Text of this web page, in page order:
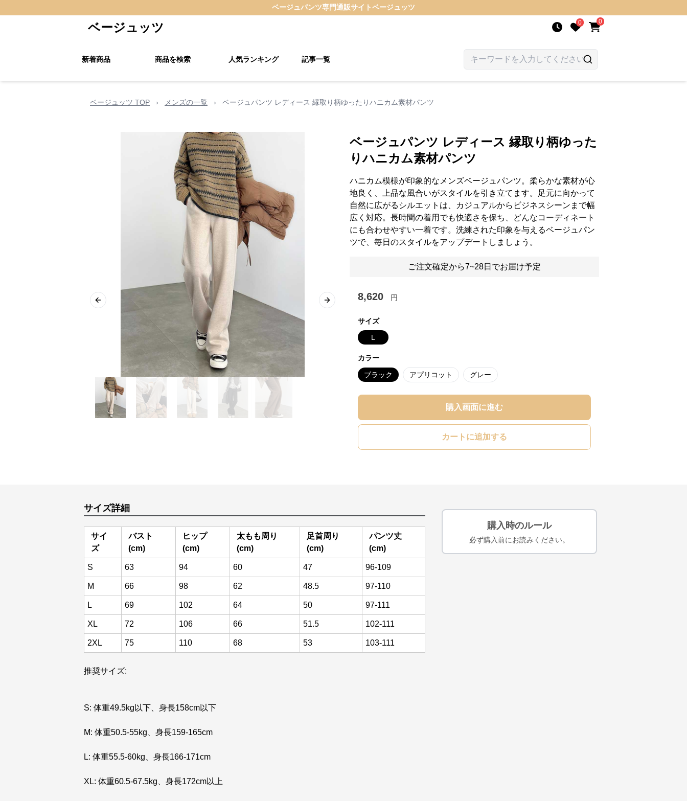
ベージュパンツ専門通販サイトベージュッツ
ベージュッツ 0 0
新着商品 商品を検索 人気ランキング 記事一覧
ベージュッツ TOP › メンズの一覧 › ベージュパンツ レディース 縁取り柄ゆったりハニカム素材パンツ
Previous slide Next slide
ベージュパンツ レディース 縁取り柄ゆった
りハニカム素材パンツ
ハニカム模様が印象的なメンズベージュパンツ。柔らかな素材が心
地良く、上品な風合いがスタイルを引き立てます。足元に向かって
自然に広がるシルエットは、カジュアルからビジネスシーンまで幅
広く対応。長時間の着用でも快適さを保ち、どんなコーディネート
にも合わせやすい一着です。洗練された印象を与えるベージュパン
ツで、毎日のスタイルをアップデートしましょう。
ご注文確定から7~28日でお届け予定
8,620 円
サイズ
L
カラー
ブラック アプリコット グレー
購入画面に進む
カートに追加する
サイズ詳細
サイ
ズ
バスト
(cm)
ヒップ
(cm)
太もも周り
(cm)
足首周り
(cm)
パンツ丈
(cm)
S 63 94 60 47 96-109
M 66 98 62 48.5 97-110
L 69 102 64 50 97-111
XL 72 106 66 51.5 102-111
2XL 75 110 68 53 103-111
推奨サイズ:
S: 体重49.5kg以下、身長158cm以下
M: 体重50.5-55kg、身長159-165cm
L: 体重55.5-60kg、身長166-171cm
XL: 体重60.5-67.5kg、身長172cm以上
購入時のルール
必ず購入前にお読みください。